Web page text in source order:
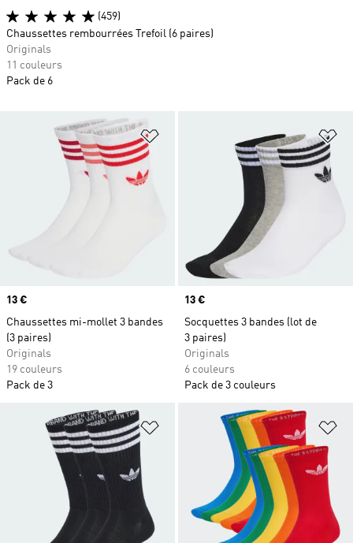
Ajouter à la Liste de produits
Prix
13 €
Chaussettes mi-mollet 3 bandes
(3 paires)
Originals
19 couleurs
Pack de 3
Prix
13 €
Socquettes 3 bandes (lot de
3 paires)
Originals
6 couleurs
Pack de 3 couleurs
Ajouter à la Liste de produits
(459)
Chaussettes rembourrées Trefoil (6 paires)
Originals
11 couleurs
Pack de 6